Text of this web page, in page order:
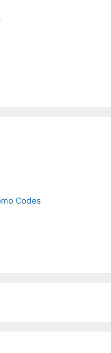
Codes